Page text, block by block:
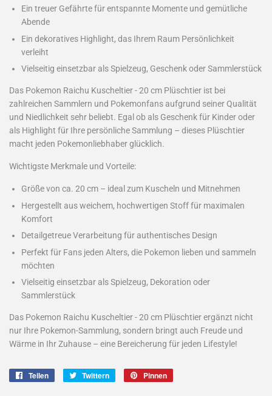
Ein treuer Gefährte für entspannte Momente und gemütliche
Abende
Ein dekoratives Highlight, das Ihrem Raum Persönlichkeit
verleiht
Vielseitig einsetzbar als Spielzeug, Geschenk oder Sammlerstück
Das Pokemon Raichu Kuscheltier - 20 cm Plüschtier ist bei
zahlreichen Sammlern und Pokemonfans aufgrund seiner Qualität
und Niedlichkeit sehr beliebt. Egal ob als Geschenk für Kinder oder
als Highlight für Ihre persönliche Sammlung – dieses Plüschtier
macht jeden Pokemonliebhaber glücklich.
Wichtigste Merkmale und Vorteile:
Größe von ca. 20 cm – ideal zum Kuscheln und Mitnehmen
Hergestellt aus weichem, hochwertigen Stoff für maximalen
Komfort
Detailgetreue Verarbeitung für authentisches Design
Perfekt für Fans jeden Alters, die Pokemon lieben und sammeln
möchten
Vielseitig einsetzbar als Spielzeug, Dekoration oder
Sammlerstück
Das Pokemon Raichu Kuscheltier - 20 cm Plüschtier ergänzt nicht
nur Ihre Pokemon-Sammlung, sondern bringt auch Freude und
Wärme in Ihr Zuhause – eine Bereicherung für jeden Lifestyle!
Teilen Twittern Pinnen